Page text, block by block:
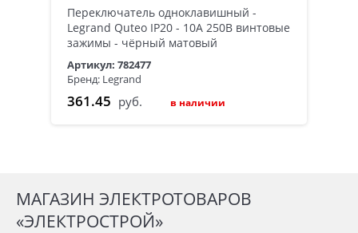
Переключатель одноклавишный -
Legrand Quteo IP20 - 10A 250В винтовые
зажимы - чёрный матовый
Артикул: 782477
Бренд: Legrand
361.45 руб. в наличии
МАГАЗИН ЭЛЕКТРОТОВАРОВ
«ЭЛЕКТРОСТРОЙ»